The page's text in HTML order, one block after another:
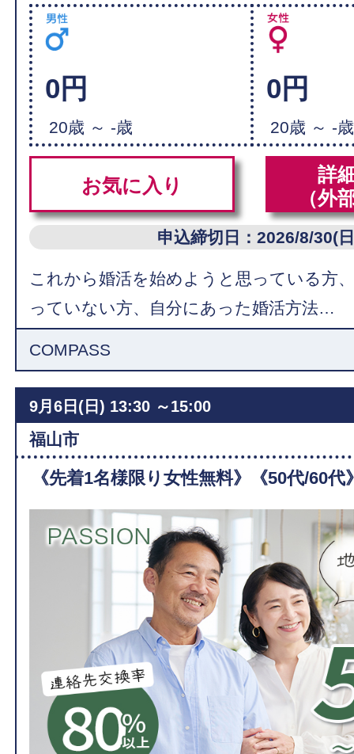
0円
20歳 ～ -歳
0円
20歳 ～ -歳
お気に入り
詳
（外
申込締切日：2026/8/30(
これから婚活を始めようと思っている方
っていない方、自分にあった婚活方法…
COMPASS
9月6日(日) 13:30 ～15:00
福山市
《先着1名様限り女性無料》《50代/60